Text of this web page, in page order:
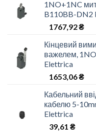
1NO+1NC
B110BB-DN2
1767,92₴
Кінцевий
важелем,
Elettrica
1653,06₴
Кабельний
кабелю 5-
Elettrica
39,61 ₴